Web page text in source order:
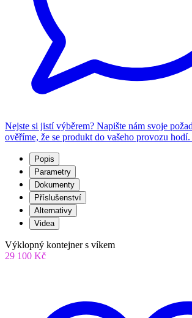
Nejste si jistí výběrem? Napište nám svoje
ověříme, že se produkt do vašeho provozu hodí.
Popis
Parametry
Dokumenty
Příslušenství
Alternativy
Videa
Výklopný kontejner s víkem
29 100 Kč